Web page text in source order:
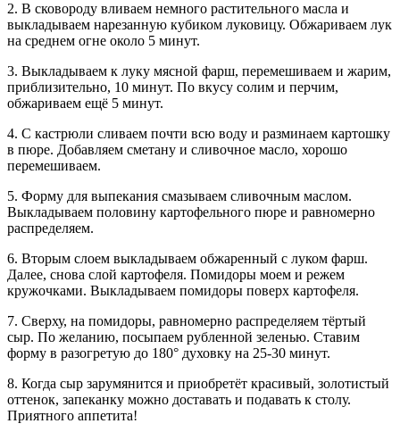
2. В сковороду вливаем немного растительного масла и
выкладываем нарезанную кубиком луковицу. Обжариваем лук
на среднем огне около 5 минут.
3. Выкладываем к луку мясной фарш, перемешиваем и жарим,
приблизительно, 10 минут. По вкусу солим и перчим,
обжариваем ещё 5 минут.
4. С кастрюли сливаем почти всю воду и разминаем картошку
в пюре. Добавляем сметану и сливочное масло, хорошо
перемешиваем.
5. Форму для выпекания смазываем сливочным маслом.
Выкладываем половину картофельного пюре и равномерно
распределяем.
6. Вторым слоем выкладываем обжаренный с луком фарш.
Далее, снова слой картофеля. Помидоры моем и режем
кружочками. Выкладываем помидоры поверх картофеля.
7. Сверху, на помидоры, равномерно распределяем тёртый
сыр. По желанию, посыпаем рубленной зеленью. Ставим
форму в разогретую до 180° духовку на 25-30 минут.
8. Когда сыр зарумянится и приобретёт красивый, золотистый
оттенок, запеканку можно доставать и подавать к столу.
Приятного аппетита!